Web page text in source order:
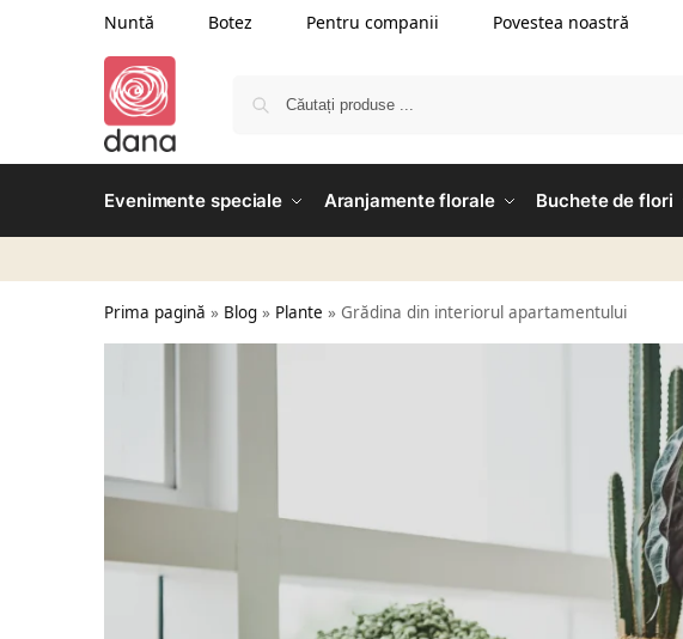
Nuntă Botez Pentru companii Povestea noastră
Evenimente speciale Aranjamente florale Buchete de flori
Prima pagină » Blog » Plante » Grădina din interiorul apartamentului